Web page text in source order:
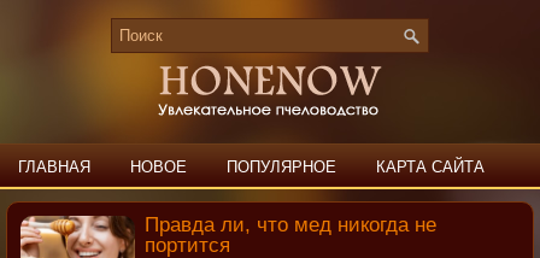
ГЛАВНАЯ НОВОЕ ПОПУЛЯРНОЕ КАРТА САЙТА
ПОИСК КОНТАКТЫ
Правда ли, что мед никогда не
портится